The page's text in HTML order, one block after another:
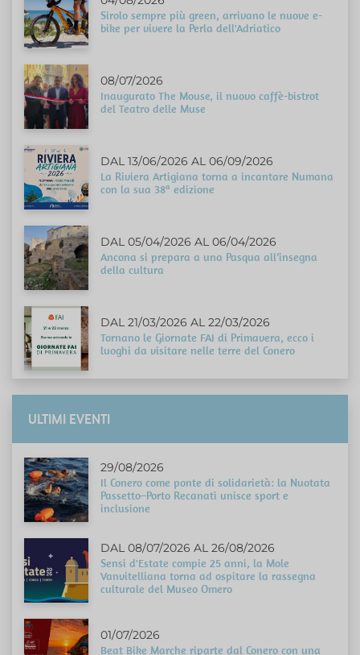
Sirolo sempre più green, arrivano le nuove e-
bike per vivere la Perla dell'Adriatico
08/07/2026
Inaugurato The Mouse, il nuovo caffè-bistrot
del Teatro delle Muse
DAL 13/06/2026 AL 06/09/2026
La Riviera Artigiana torna a incantare Numana
con la sua 38ª edizione
DAL 05/04/2026 AL 06/04/2026
Ancona si prepara a una Pasqua all’insegna
della cultura
DAL 21/03/2026 AL 22/03/2026
Tornano le Giornate FAI di Primavera, ecco i
luoghi da visitare nelle terre del Conero
ULTIMI EVENTI
29/08/2026
Il Conero come ponte di solidarietà: la Nuotata
Passetto–Porto Recanati unisce sport e
inclusione
DAL 08/07/2026 AL 26/08/2026
Sensi d'Estate compie 25 anni, la Mole
Vanvitelliana torna ad ospitare la rassegna
culturale del Museo Omero
01/07/2026
Beat Bike Marche riparte dal Conero con una